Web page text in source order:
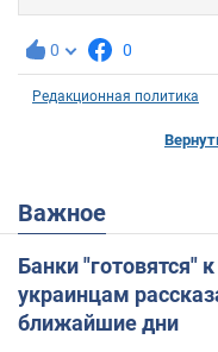
0 0
Редакционная политика
Важное
Банки "готовятся"
украинцам
ближайшие дни